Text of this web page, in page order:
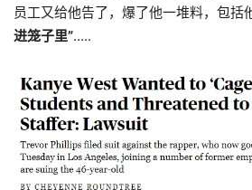
员工又给他告了，爆了他一堆料，包括
进笼子里”…..